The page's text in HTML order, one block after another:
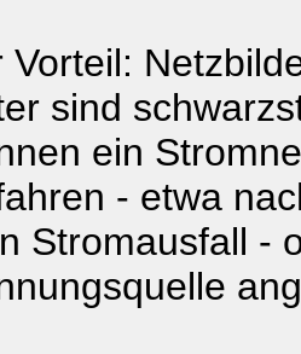
Vorteil:
sind
ein
- etwa
Stromausfall -